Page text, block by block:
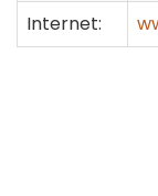
Internet: